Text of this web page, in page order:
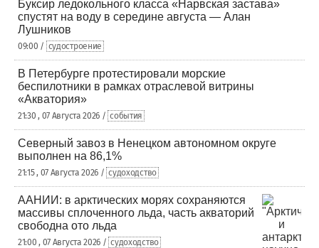
Буксир ледокольного класса «Нарвская застава»
спустят на воду в середине августа — Алан
Лушников
09:00 / судостроение
В Петербурге протестировали морские
беспилотники в рамках отраслевой витрины
«Акватория»
21:30 , 07 Августа 2026 / события
Северный завоз в Ненецком автономном округе
выполнен на 86,1%
21:15 , 07 Августа 2026 / судоходство
ААНИИ: в арктических морях сохраняются
массивы сплоченного льда, часть акваторий
свободна ото льда
21:00 , 07 Августа 2026 / судоходство